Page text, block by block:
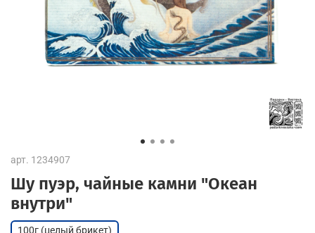
арт. 1234907
Шу пуэр, чайные камни "Океан
внутри"
100г (целый брикет)